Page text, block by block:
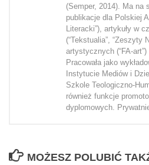
(Semper, 2014). Ma na
publikacje dla Polskiej
Literacki”), artykuły w
(“Tekstualia”, “Zeszyty
artystycznych (“FA-
Pracowała jako
Instytucie Mediów i
Szkole Teologiczno-
również funkcje
dyplomowych.
MOŻESZ POLUBIĆ